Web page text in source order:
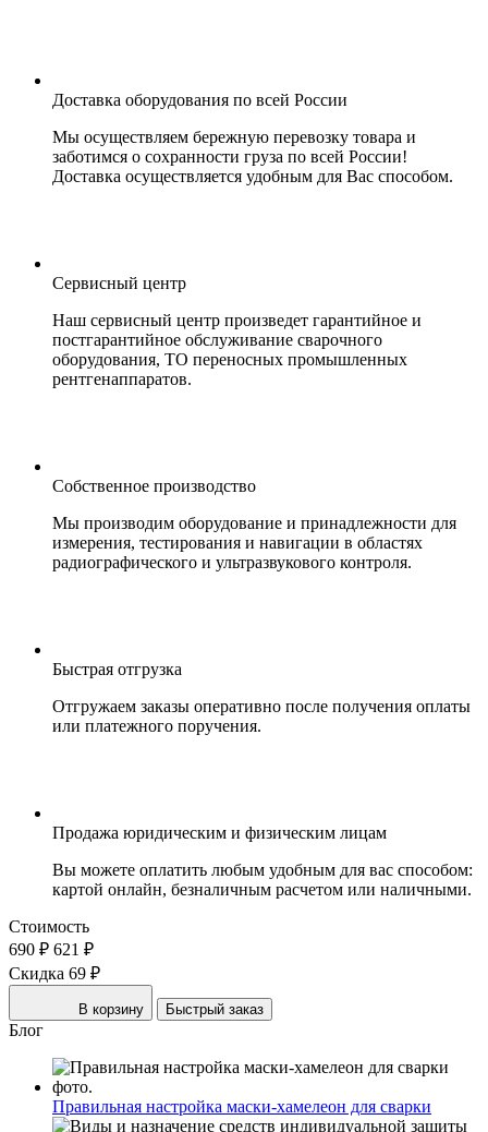
Доставка оборудования по всей России
Мы осуществляем бережную перевозку товара и
заботимся о сохранности груза по всей России!
Доставка осуществляется удобным для Вас способом.
Сервисный центр
Наш сервисный центр произведет гарантийное и
постгарантийное обслуживание сварочного
оборудования, ТО переносных промышленных
рентгенаппаратов.
Собственное производство
Мы производим оборудование и принадлежности для
измерения, тестирования и навигации в областях
радиографического и ультразвукового контроля.
Быстрая отгрузка
Отгружаем заказы оперативно после получения оплаты
или платежного поручения.
Продажа юридическим и физическим лицам
Вы можете оплатить любым удобным для вас способом:
картой онлайн, безналичным расчетом или наличными.
Стоимость
690 ₽ 621 ₽
Скидка 69 ₽
В корзину Быстрый заказ
Блог
Правильная настройка маски-хамелеон для сварки